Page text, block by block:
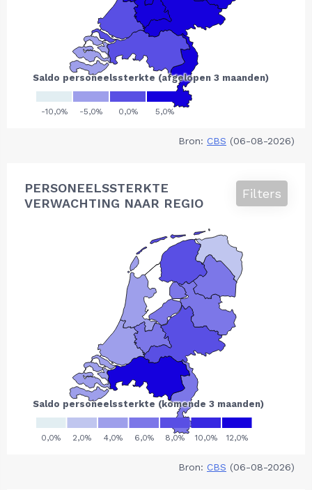
Bron: CBS (06-08-2026)
PERSONEELSSTERKTE
VERWACHTING NAAR REGIO
Filters
Bron: CBS (06-08-2026)